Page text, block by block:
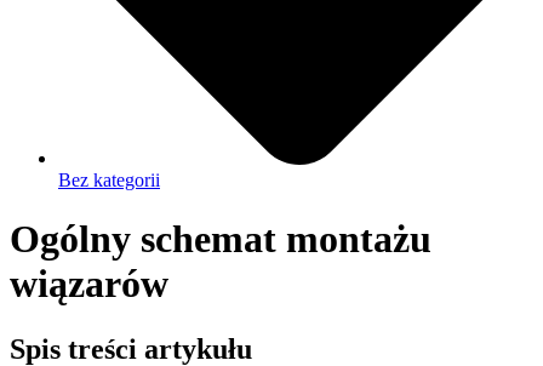
Bez kategorii
Ogólny schemat montażu
wiązarów
Spis treści artykułu